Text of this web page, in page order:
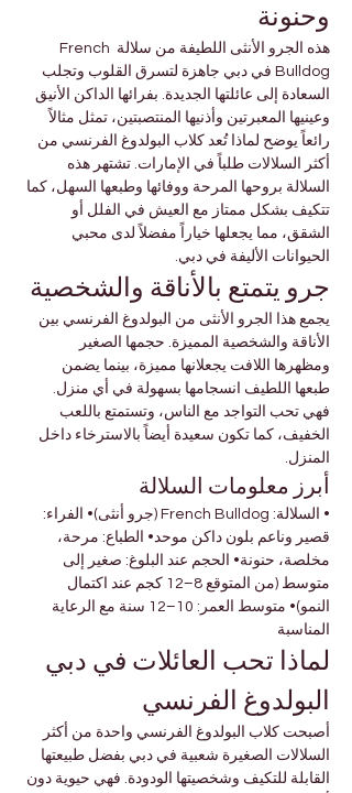
وحنونة
هذه الجرو الأنثى اللطيفة من سلالة French
Bulldog في دبي جاهزة لتسرق القلوب وتجلب
السعادة إلى عائلتها الجديدة. بفرائها الداكن الأنيق
وعينيها المعبرتين وأذنيها المنتصبتين، تمثل مثالاً
رائعاً يوضح لماذا تُعد كلاب البولدوغ الفرنسي من
أكثر السلالات طلباً في الإمارات. تشتهر هذه
السلالة بروحها المرحة ووفائها وطبعها السهل، كما
تتكيف بشكل ممتاز مع العيش في الفلل أو
الشقق، مما يجعلها خياراً مفضلاً لدى محبي
الحيوانات الأليفة في دبي.
جرو يتمتع بالأناقة والشخصية
يجمع هذا الجرو الأنثى من البولدوغ الفرنسي بين
الأناقة والشخصية المميزة. حجمها الصغير
ومظهرها اللافت يجعلانها مميزة، بينما يضمن
طبعها اللطيف انسجامها بسهولة في أي منزل.
فهي تحب التواجد مع الناس، وتستمتع باللعب
الخفيف، كما تكون سعيدة أيضاً بالاسترخاء داخل
المنزل.
أبرز معلومات السلالة
• السلالة: French Bulldog (جرو أنثى)• الفراء:
قصير وناعم بلون داكن موحد• الطباع: مرحة،
مخلصة، حنونة• الحجم عند البلوغ: صغير إلى
متوسط (من المتوقع 8–12 كجم عند اكتمال
النمو)• متوسط العمر: 10–12 سنة مع الرعاية
المناسبة
لماذا تحب العائلات في دبي
البولدوغ الفرنسي
أصبحت كلاب البولدوغ الفرنسي واحدة من أكثر
السلالات الصغيرة شعبية في دبي بفضل طبيعتها
القابلة للتكيف وشخصيتها الودودة. فهي حيوية دون